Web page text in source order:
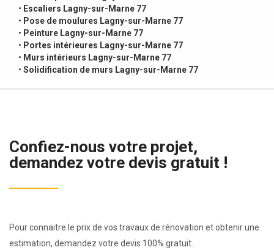
• Escaliers Lagny-sur-Marne 77
• Pose de moulures Lagny-sur-Marne 77
• Peinture Lagny-sur-Marne 77
• Portes intérieures Lagny-sur-Marne 77
• Murs intérieurs Lagny-sur-Marne 77
• Solidification de murs Lagny-sur-Marne 77
Confiez-nous votre projet,
demandez votre devis gratuit !
Pour connaitre le prix de vos travaux de rénovation et obtenir une
estimation, demandez votre devis 100% gratuit.